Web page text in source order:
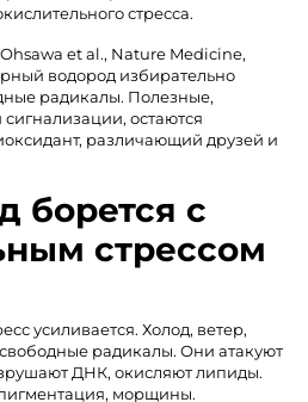
стресса.
et al., Nature Medicine,
водород избирательно
радикалы. Полезные,
остаются
различающий друзей и
борется с
стрессом
усиливается. Холод, ветер,
радикалы. Они атакуют
ДНК, окисляют липиды.
морщины.